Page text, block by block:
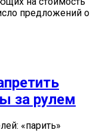
предложений о
за рулем
«парить»